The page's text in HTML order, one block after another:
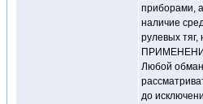
приборами,
наличие
рулевых
Любой
до